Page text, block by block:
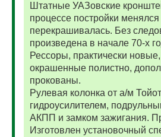
Штатные УАЗовские
процессе постройки менялся
перекрашивалась. Без
произведена в начале 70-х
Рессоры, практически
окрашенные полистно,
прокованы.
Рулевая колонка от а/м
гидроусилителем,
АКПП и замком зажигания.
Изготовлен установочный